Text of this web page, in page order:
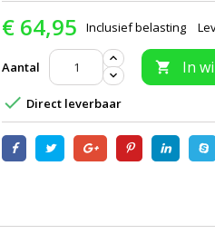
€ 64,95 Inclusief belasting
Aantal  In
 Direct leverbaar